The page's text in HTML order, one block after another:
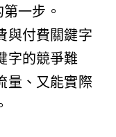
一步。
與付費關鍵字
字的競爭難
量、又能實際